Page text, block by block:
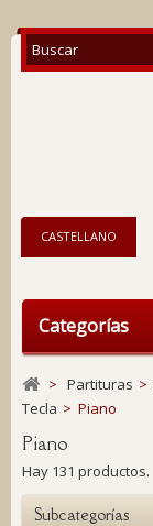
CASTELLANO
Categorías
> Partituras >
Tecla > Piano
Piano
Hay 131 productos.
Subcategorías